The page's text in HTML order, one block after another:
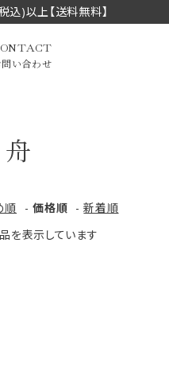
)以上【送料無料】
半切・条幅以
セット品
漢字
画筆・絵てがみ
洗浄剤・その他
い合わせ
順 -価格順 -新着順
表示しています